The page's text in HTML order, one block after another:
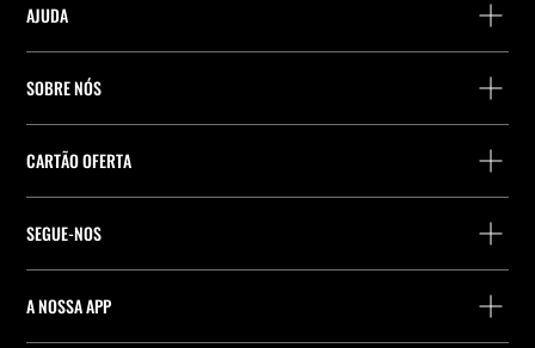
AJUDA
Localiza a tua encomenda
Localizador de pontos de entrega
Preferências de cookies
SOBRE NÓS
Empresa
Company Profile
CARTÃO OFERTA
Compra de Cartão Presente
SEGUE-NOS
A NOSSA APP